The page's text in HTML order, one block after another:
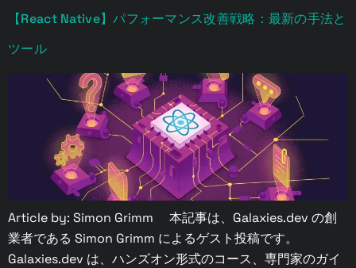
【React Native】パフォーマンス改善戦略：最新の手法と
ツール
Article by: Simon Grimm 本記事は、Galaxies.dev の創
業者である Simon Grimm によるゲスト投稿です。
Galaxies.dev は、ハンズオン形式のコース、専門家のガイ